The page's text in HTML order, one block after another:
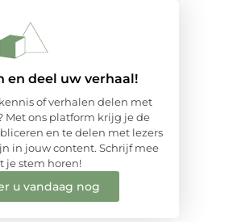
en deel uw verhaal!
of verhalen delen met
Met ons platform krijg je de
en te delen met lezers
in jouw content. Schrijf mee
je stem horen!
u vandaag nog